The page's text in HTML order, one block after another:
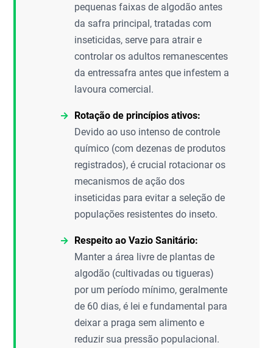
pequenas faixas de algodão antes
da safra principal, tratadas com
inseticidas, serve para atrair e
controlar os adultos remanescentes
da entressafra antes que infestem a
lavoura comercial.
Rotação de princípios ativos:
Devido ao uso intenso de controle
químico (com dezenas de produtos
registrados), é crucial rotacionar os
mecanismos de ação dos
inseticidas para evitar a seleção de
populações resistentes do inseto.
Respeito ao Vazio Sanitário:
Manter a área livre de plantas de
algodão (cultivadas ou tigueras)
por um período mínimo, geralmente
de 60 dias, é lei e fundamental para
deixar a praga sem alimento e
reduzir sua pressão populacional.